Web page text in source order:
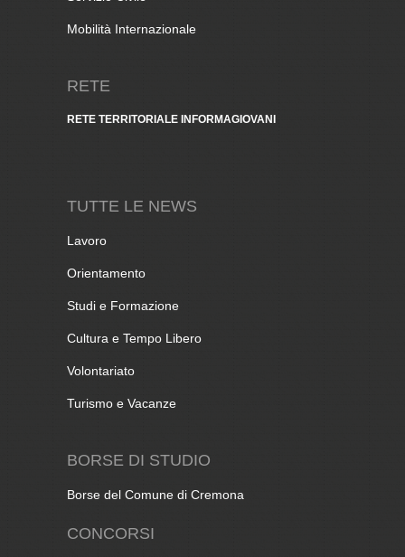
Mobilità Internazionale
RETE
RETE TERRITORIALE INFORMAGIOVANI
TUTTE LE NEWS
Lavoro
Orientamento
Studi e Formazione
Cultura e Tempo Libero
Volontariato
Turismo e Vacanze
BORSE DI STUDIO
Borse del Comune di Cremona
CONCORSI